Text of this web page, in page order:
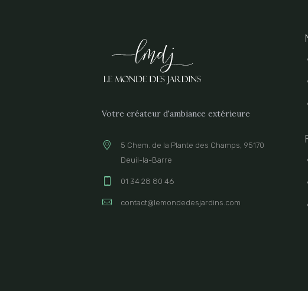
Votre créateur d'ambiance extérieure
5 Chem. de la Plante des Champs, 95170
Deuil-la-Barre
01 34 28 80 46
contact@lemondedesjardins.com